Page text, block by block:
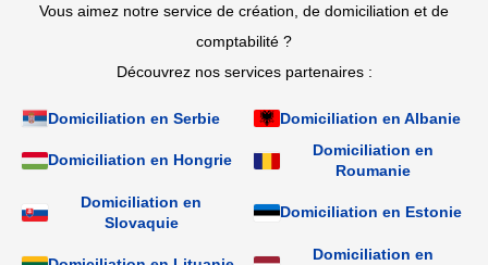
Vous aimez notre service de création, de domiciliation et de
comptabilité ?
Découvrez nos services partenaires :
Domiciliation en Serbie Domiciliation en Albanie
Domiciliation en Hongrie
Domiciliation en
Roumanie
Domiciliation en
Slovaquie
Domiciliation en Estonie
Domiciliation en